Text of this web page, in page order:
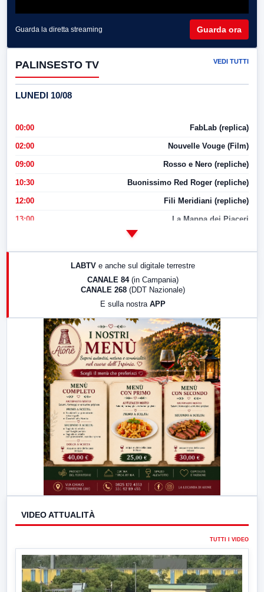
Guarda la diretta streaming Guarda ora
PALINSESTO TV VEDI TUTTI
LUNEDI 10/08
00:00 FabLab (replica)
02:00 Nouvelle Vouge (Film)
09:00 Rosso e Nero (repliche)
10:30 Buonissimo Red Roger (repliche)
12:00 Fili Meridiani (repliche)
13:00 La Mappa dei Piaceri
LabNews (replica)
LABTV e anche sul digitale terrestre
CANALE 84 (in Campania)
CANALE 268 (DDT Nazionale)
E sulla nostra APP
VIDEO ATTUALITÀ
TUTTI I VIDEO